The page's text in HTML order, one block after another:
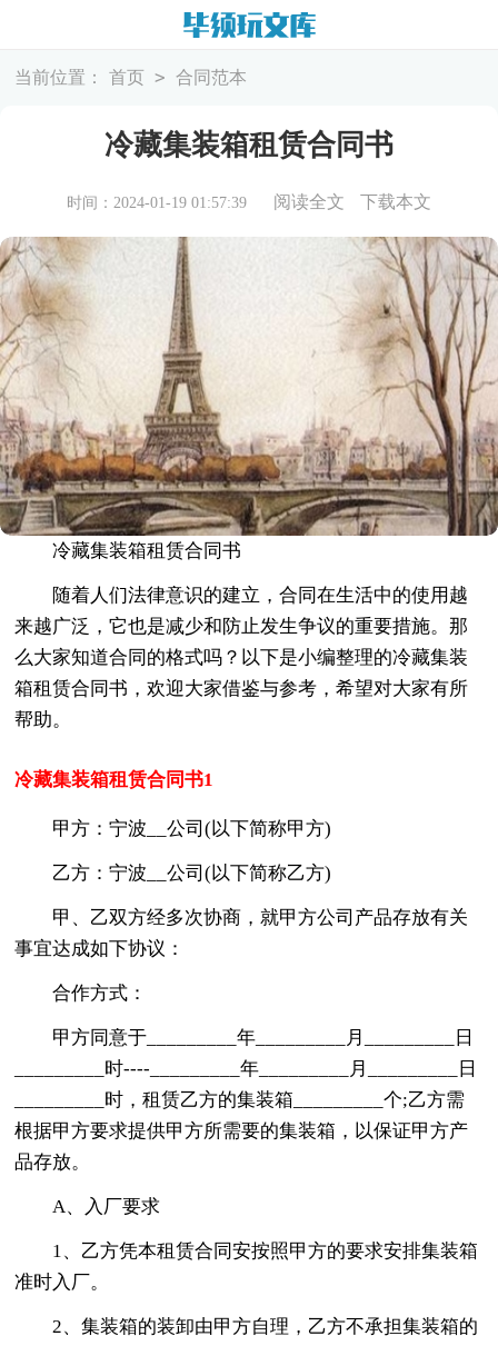
当前位置： 首页 > 合同范本
冷藏集装箱租赁合同书
时间：2024-01-19 01:57:39 阅读全文 下载本文
冷藏集装箱租赁合同书
随着人们法律意识的建立，合同在生活中的使用越
来越广泛，它也是减少和防止发生争议的重要措施。那
么大家知道合同的格式吗？以下是小编整理的冷藏集装
箱租赁合同书，欢迎大家借鉴与参考，希望对大家有所
帮助。
冷藏集装箱租赁合同书1
甲方：宁波__公司(以下简称甲方)
乙方：宁波__公司(以下简称乙方)
甲、乙双方经多次协商，就甲方公司产品存放有关
事宜达成如下协议：
合作方式：
甲方同意于_________年_________月_________日
_________时----_________年_________月_________日
_________时，租赁乙方的集装箱_________个;乙方需
根据甲方要求提供甲方所需要的集装箱，以保证甲方产
品存放。
A、入厂要求
1、乙方凭本租赁合同安按照甲方的要求安排集装箱
准时入厂。
2、集装箱的装卸由甲方自理，乙方不承担集装箱的